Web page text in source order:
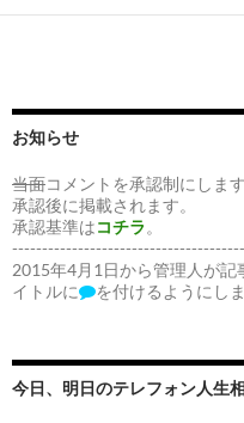
お知らせ
当面コメントを承認制にします
承認後に掲載されます。
承認基準はコチラ 。
2015年4月1日から管理人が
イトルに
を付けるようにしま
今日、明日のテレフォン人生